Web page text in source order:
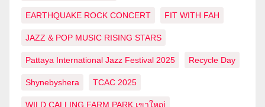
EARTHQUAKE ROCK CONCERT FIT WITH FAH
JAZZ & POP MUSIC RISING STARS
Pattaya International Jazz Festival 2025 Recycle Day
Shynebyshera TCAC 2025
WILD CALLING FARM PARK เขาใหญ่